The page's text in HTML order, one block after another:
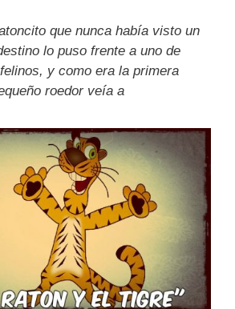
que nunca había visto un
lo puso frente a uno de
y como era la primera
roedor veía a